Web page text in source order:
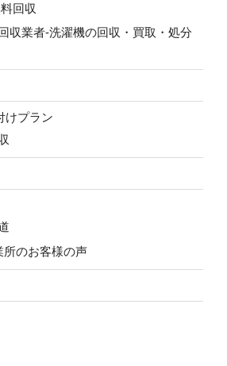
回収
収業者-洗濯機の回収・買取・処分
けプラン
のお客様の声